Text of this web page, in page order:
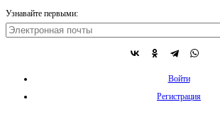
Узнавайте первыми:
Войти
Регистрация